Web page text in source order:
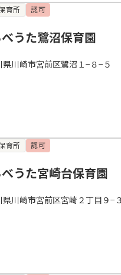
育所 認可
うた鷺沼保育園
県川崎市宮前区鷺沼１−８−５
育所 認可
うた宮崎台保育園
県川崎市宮前区宮崎２丁目９−